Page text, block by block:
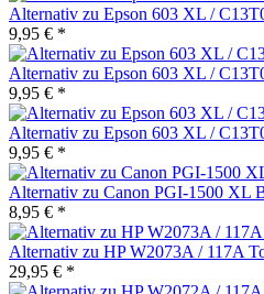
Alternativ zu Epson 603 XL /
9,95 € *
Alternativ zu Epson 603 XL /
9,95 € *
Alternativ zu Epson 603 XL /
9,95 € *
Alternativ zu Canon PGI-1500 XL
8,95 € *
Alternativ zu HP W2073A / 117A
29,95 € *